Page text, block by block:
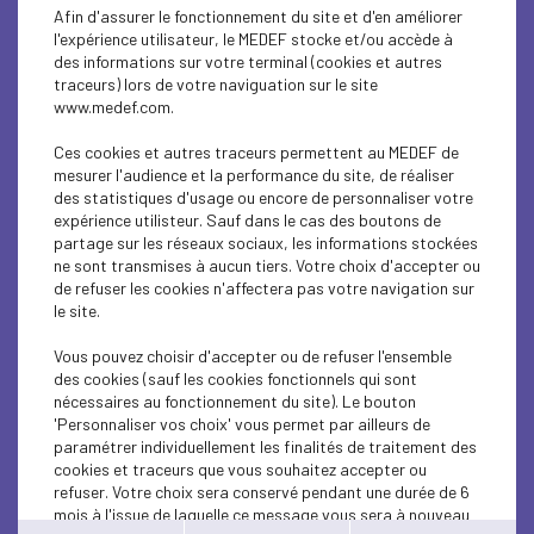
MEDEF LIFE
MEDEF LIFE
ECONOMY
ECONOMY
INTERNATIONAL - EUROPE
MEDEF LIFE
EDUCATION-TRAINING
MEDEF LIFE
EDUCATION-TRAINING
MEDEF LIFE
MEDEF LIFE
Afin d'assurer le fonctionnement du site et d'en améliorer
l'expérience utilisateur, le MEDEF stocke et/ou accède à
des informations sur votre terminal (cookies et autres
traceurs) lors de votre naviguation sur le site
www.medef.com.
Ces cookies et autres traceurs permettent au MEDEF de
mesurer l'audience et la performance du site, de réaliser
des statistiques d'usage ou encore de personnaliser votre
expérience utilisteur. Sauf dans le cas des boutons de
partage sur les réseaux sociaux, les informations stockées
ne sont transmises à aucun tiers. Votre choix d'accepter ou
de refuser les cookies n'affectera pas votre navigation sur
le site.
Vous pouvez choisir d'accepter ou de refuser l'ensemble
des cookies (sauf les cookies fonctionnels qui sont
nécessaires au fonctionnement du site). Le bouton
'Personnaliser vos choix' vous permet par ailleurs de
paramétrer individuellement les finalités de traitement des
cookies et traceurs que vous souhaitez accepter ou
refuser. Votre choix sera conservé pendant une durée de 6
mois à l'issue de laquelle ce message vous sera à nouveau